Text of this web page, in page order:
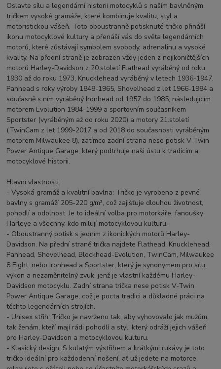
Oslavte sílu a legendární historii motocyklů s naším bavlněným
tričkem vysoké gramáže, které kombinuje kvalitu, styl a
motoristickou vášeň. Toto oboustranně potisknuté tričko přináší
ikonu motocyklové kultury a přenáší vás do světa legendárních
motorů, které zůstávají symbolem svobody, adrenalinu a vysoké
kvality. Na přední straně je zobrazen vždy jeden z nejikoničtějších
motorů Harley-Davidson z 20.století Flathead vyráběný od roku
1930 až do roku 1973, Knucklehead vyráběný v letech 1936-1947,
Panhead s roky výroby 1848-1965, Shovelhead z let 1966-1984 a
současně s ním vyráběný Ironhead od 1957 do 1985, následujícím
motorem Evolution 1984-1999 a sportovním současníkem
Sportster (vyráběným až do roku 2020) a motory 21.století
(TwinCam z let 1999-2017 a od 2018 do současnosti vyráběným
motorem Milwaukee 8), zatímco zadní strana nese potisk V-Twin
Power Antique Garage, který podtrhuje naši ústu k tradicím a
motocyklové historii.
Hlavní vlastnosti:
- Vysoká gramáž a kvalitní bavlna: Tričko je vyrobeno z pevné
bavlny s gramáží 205-220 g/m², což zajišťuje dlouhou životnost,
pohodlí a odolnost. Je to ideální volba pro motorkáře, fanoušky
Harleye a všechny, kdo milují motocyklovou kulturu.
- Oboustranný potisk s jedním z ikonických motorů Harley-
Davidson. Na přední straně trička najdete Flathead, Knucklehead,
Panhead, Shovelhead, Blockhead-Evolution, TwinCam, Milwaukee
8 Eight, nebo Ironhead a Sportster, který je synonymem pro sílu,
výkon a nezaměnitelný zvuk, jenž je vlastní každému Harley-
Davidson motocyklu. Zadní strana trička nese potisk V-Twin
Power Antique Garage, což je pocta tradici a důkladné práci na
těchto legendárních strojích.
- Unisex střih: Tričko je navrženo tak, aby vyhovovalo jak mužům,
tak ženám, kteří mají rádi pohodlí a styl, který odráží jejich vášeň
pro Harley-Davidson a motocyklovou kulturu.
- Klasický design: S kulatým výstřihem a krátkými rukávy je toto
tričko ideální pro každodenní nošení, ať už jedete na motorce,